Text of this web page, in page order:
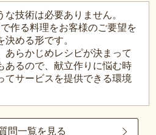
な技術は必要ありません。
作る料理をお客様のご要望を
める形です。
あらかじめレシピが決まって
あるので、献立作りに悩む時
てサービスを提供できる環境
問一覧を見る